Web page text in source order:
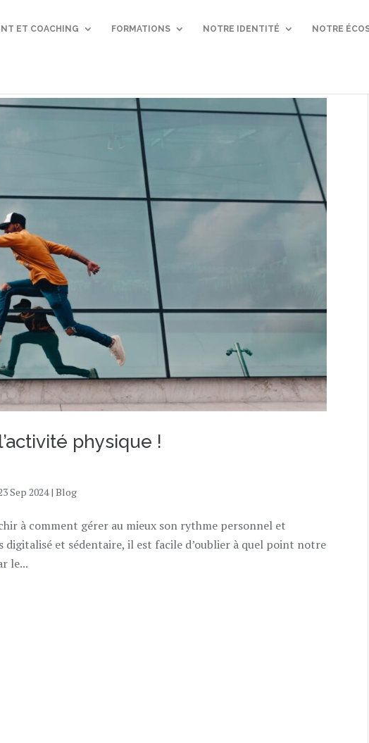
ET COACHING FORMATIONS NOTRE IDENTITÉ NOTRE
physique !
Sep 2024|Blog
à comment gérer au mieux son rythme personnel et
digitalisé et sédentaire, il est facile d’oublier à quel point notre
le...